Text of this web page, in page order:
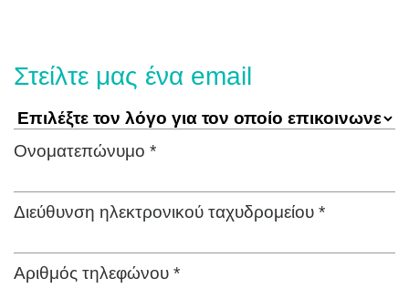
Στείλτε μας ένα email
Ονοματεπώνυμο *
Διεύθυνση ηλεκτρονικού ταχυδρομείου *
Αριθμός τηλεφώνου *